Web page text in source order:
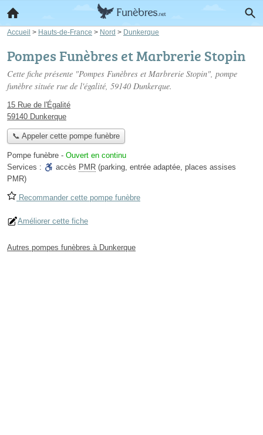
Accueil > Hauts-de-France > Nord > Dunkerque
Pompes Funèbres et Marbrerie Stopin
Cette fiche présente "Pompes Funèbres et Marbrerie Stopin", pompe
funèbre située rue de l'égalité, 59140 Dunkerque.
15 Rue de l'Égalité
59140 Dunkerque
📞 Appeler cette pompe funèbre
Pompe funèbre - Ouvert en continu
Services :
accès PMR (parking, entrée adaptée, places assises
PMR)
Recommander cette pompe funèbre
Améliorer cette fiche
Autres pompes funèbres à Dunkerque